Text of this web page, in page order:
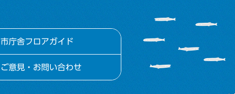
市庁舎フロアガイド
ご意見・お問い合わせ